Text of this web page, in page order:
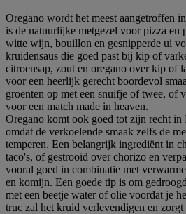
Oregano wordt het meest aangetroffen
is de natuurlijke metgezel voor pizza en
witte wijn, bouillon en gesnipperde ui
kruidensaus die goed past bij kip of
citroensap, zout en oregano over kip of
voor een heerlijk gerecht boordevol
groenten op met een snuifje of twee, of
voor een match made in heaven.
Oregano komt ook goed tot zijn recht in
omdat de verkoelende smaak zelfs de
temperen. Een belangrijk ingrediënt in
taco's, of gestrooid over chorizo en
vooral goed in combinatie met
en komijn. Een goede tip is om
met een beetje water of olie voordat je
truc zal het kruid verlevendigen en